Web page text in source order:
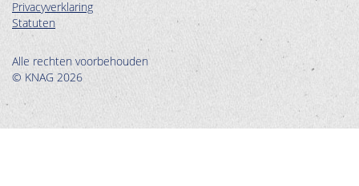
Privacyverklaring
Statuten
Alle rechten voorbehouden
© KNAG 2026